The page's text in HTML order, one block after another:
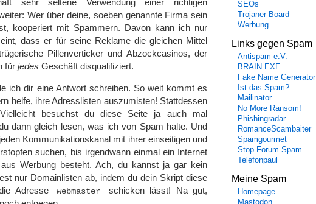
sehr seltene Verwendung einer richtigen
Wer über deine, soeben genannte Firma sein
kooperiert mit Spammern. Davon kann ich nur
dass er für seine Reklame die gleichen Mittel
Pillenverticker und Abzockcasinos, der
für jedes Geschäft disqualifiziert.
ich dir eine Antwort schreiben. So weit kommt es
helfe, ihre Adresslisten auszumisten! Stattdessen
besuchst du diese Seite ja auch mal
dann gleich lesen, was ich von Spam halte. Und
Kommunikationskanal mit ihrer einseitigen und
suchen, bis irgendwann einmal ein Internet
Werbung besteht. Ach, du kannst ja gar kein
nur Domainlisten ab, indem du dein Skript diese
Adresse
webmaster
schicken lässt! Na gut,
SEOs
Trojaner-Board
Werbung
Links gegen Spam
Antispam e.V.
BRAIN.EXE
Fake Name Generator
Ist das Spam?
Mailinator
No More Ransom!
Phishingradar
RomanceScambaiter
Spamgourmet
Stop Forum Spam
Telefonpaul
Meine Spam
Homepage
Mastodon